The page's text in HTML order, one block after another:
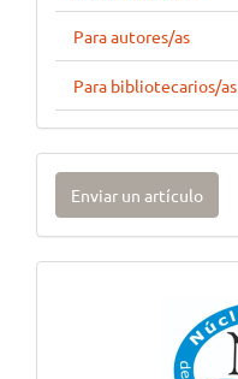
Para autores/as
Para bibliotecarios/as
Enviar
un
artículo
Enviar un artículo